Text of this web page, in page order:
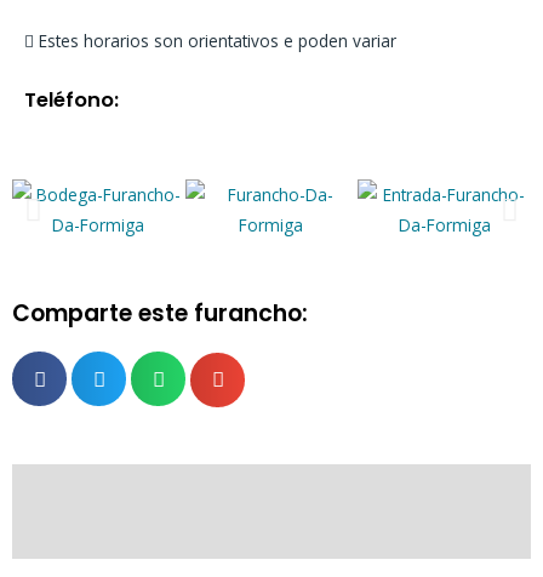
Estes horarios son orientativos e poden variar
Teléfono:
Comparte este furancho: